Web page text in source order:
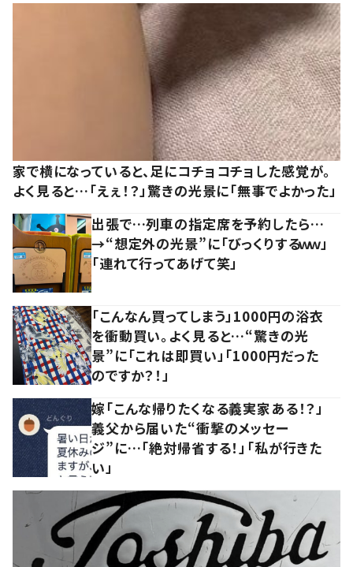
家で横になっていると、足にコチョコチョした感覚が。
よく見ると…「えぇ！？」驚きの光景に「無事でよかった」
出張で…列車の指定席を予約したら…
→“想定外の光景”に「びっくりするｗｗ」
「連れて行ってあげて笑」
「こんなん買ってしまう」1000円の浴衣
を衝動買い。よく見ると…“驚きの光
景”に「これは即買い」「1000円だった
のですか？！」
嫁「こんな帰りたくなる義実家ある！？」
義父から届いた“衝撃のメッセー
ジ”に…「絶対帰省する！」「私が行きた
い」